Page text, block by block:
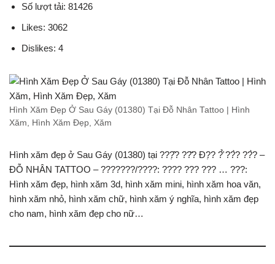
Số lượt tải: 81426
Likes: 3062
Dislikes: 4
Hình Xăm Đẹp Ở Sau Gáy (01380) Tại Đỗ Nhân Tattoo | Hình
Xăm, Hình Xăm Đẹp, Xăm
Hình xăm đẹp ở Sau Gáy (01380) tại ???̣̂? ??̆? Đ?̣? ?̛̉ ??̀? ??̀? –
ĐỖ NHÂN TATTOO – ???????/????: ???? ??? ??? … ???:
Hình xăm đẹp, hình xăm 3d, hình xăm mini, hình xăm hoa văn,
hình xăm nhỏ, hình xăm chữ, hình xăm ý nghĩa, hình xăm đẹp
cho nam, hình xăm đẹp cho nữ…